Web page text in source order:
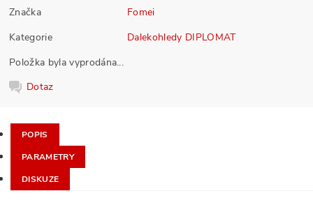
Značka
Fomei
Kategorie
Dalekohledy DIPLOMAT
Položka byla vyprodána...
Dotaz
POPIS
PARAMETRY
DISKUZE